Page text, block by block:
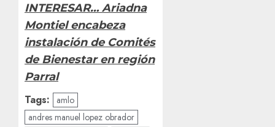
INTERESAR… Ariadna
Montiel encabeza
instalación de Comités
de Bienestar en región
Parral
Tags:
amlo
andres manuel lopez obrador